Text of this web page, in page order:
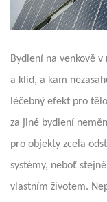
Bydlení na venkově
a klid, a kam
léčebný efekt pro
za jiné bydlení
pro objekty zcela
systémy, neboť
vlastním životem.